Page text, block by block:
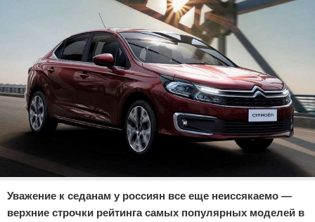
Уважение к седанам у россиян все еще неиссякаемо —
верхние строчки рейтинга самых популярных моделей в